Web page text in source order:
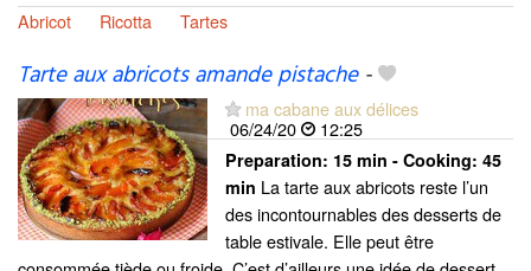
Abricot
Ricotta Tartes
Tarte aux abricots amande pistache-
ma cabane aux délices
06/24/20
12:25
Preparation: 15 min - Cooking: 45
min La tarte aux abricots reste l’un
des incontournables des desserts de
table estivale. Elle peut être